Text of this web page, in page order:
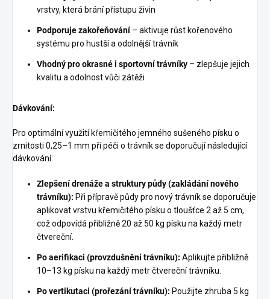
vrstvy, která brání přístupu živin
Podporuje zakořeňování– aktivuje růst kořenového
systému pro hustší a odolnější trávník
Vhodný pro okrasné i sportovní trávníky – zlepšuje jejich
kvalitu a odolnost vůči zátěži
Dávkování:
Pro optimální využití křemičitého jemného sušeného písku o
zrnitosti 0,25–1 mm při péči o trávník se doporučují následující
dávkování:
Zlepšení drenáže a struktury půdy (zakládání nového
trávníku): Při přípravě půdy pro nový trávník se doporučuje
aplikovat vrstvu křemičitého písku o tloušťce 2 až 5 cm,
což odpovídá přibližně 20 až 50 kg písku na každý metr
čtvereční.
Po aerifikaci (provzdušnění trávníku): Aplikujte přibližně
10–13 kg písku na každý metr čtvereční trávníku.
Po vertikutaci (prořezání trávníku): Použijte zhruba 5 kg